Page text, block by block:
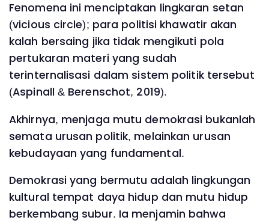
Fenomena ini menciptakan lingkaran setan
(vicious circle); para politisi khawatir akan
kalah bersaing jika tidak mengikuti pola
pertukaran materi yang sudah
terinternalisasi dalam sistem politik tersebut
(Aspinall & Berenschot, 2019).
Akhirnya, menjaga mutu demokrasi bukanlah
semata urusan politik, melainkan urusan
kebudayaan yang fundamental.
Demokrasi yang bermutu adalah lingkungan
kultural tempat daya hidup dan mutu hidup
berkembang subur. Ia menjamin bahwa